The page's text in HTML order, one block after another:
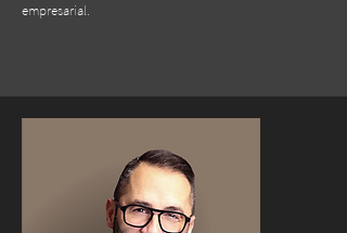
empresarial.